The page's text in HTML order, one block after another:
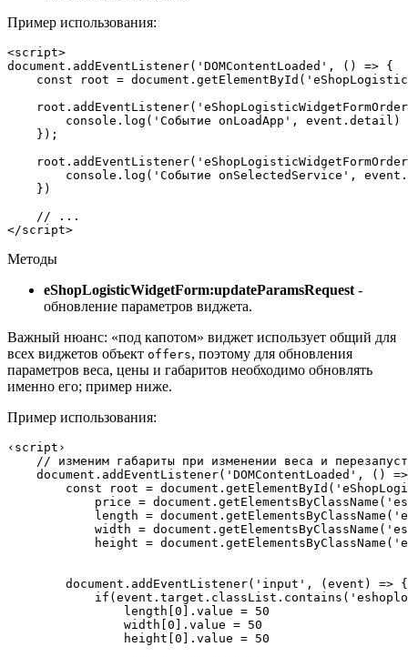
Пример использования:
document .addEventListener( 'DOMContentLoaded' , () => {
    const root =
document .getElementById(
    root.addEventListener(
console .log( 'Событие onLoadApp' , event.detail)
    });
    root.addEventListener(
console .log( 'Событие onSelectedService' ,
    })
// ...
</script>
Методы
eShopLogisticWidgetForm:updateParamsRequest -
обновление параметров виджета.
Важный нюанс: «под капотом» виджет использует общий для
всех виджетов объект offers, поэтому для обновления
параметров веса, цены и габаритов необходимо обновлять
именно его; пример ниже.
Пример использования:
‹script›
// изменим габариты при изменении веса и
document .addEventListener( 'DOMContentLoaded' , ()
=>
        const root =
document .getElementById(
            price =
document .getElementsByClassName(
            length =
document .getElementsByClassName(
            width =
document .getElementsByClassName(
            height =
document .getElementsByClassName(
document .addEventListener( 'input' , (event) => {
if (event.target.classList.contains(
                length[
0 ].value = 50
                width[
0 ].value = 50
                height[
0 ].value = 50